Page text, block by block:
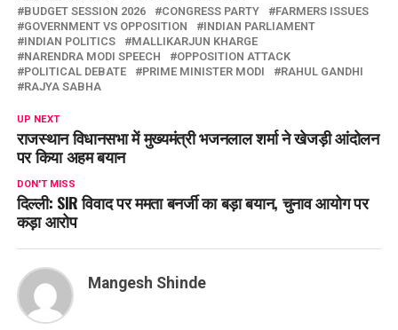
BUDGET SESSION 2026
CONGRESS PARTY
FARMERS ISSUES
GOVERNMENT VS OPPOSITION
INDIAN PARLIAMENT
INDIAN POLITICS
MALLIKARJUN KHARGE
NARENDRA MODI SPEECH
OPPOSITION ATTACK
POLITICAL DEBATE
PRIME MINISTER MODI
RAHUL GANDHI
RAJYA SABHA
UP NEXT
राजस्थान विधानसभा में मुख्यमंत्री भजनलाल शर्मा ने खेजड़ी आंदोलन
पर किया अहम बयान
DON'T MISS
दिल्ली: SIR विवाद पर ममता बनर्जी का बड़ा बयान, चुनाव आयोग पर
कड़ा आरोप
Mangesh Shinde